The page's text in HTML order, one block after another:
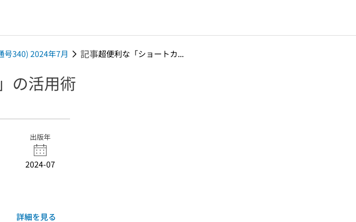
号340) 2024年7月 記事超便利な「ショートカ...
の活用術
出版年
2024-07
詳細を見る